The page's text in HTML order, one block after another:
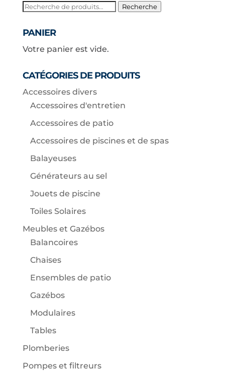
Recherche
Recherche
PANIER
Votre panier est vide.
CATÉGORIES DE PRODUITS
Accessoires divers
Accessoires d'entretien
Accessoires de patio
Accessoires de piscines et de spas
Balayeuses
Générateurs au sel
Jouets de piscine
Toiles Solaires
Meubles et Gazébos
Balancoires
Chaises
Ensembles de patio
Gazébos
Modulaires
Tables
Plomberies
Pompes et filtreurs